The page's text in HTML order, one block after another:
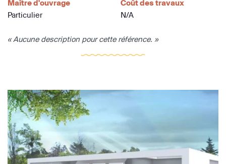
Maître d'ouvrage
Particulier
Coût des travaux
N/A
« Aucune description pour cette référence. »